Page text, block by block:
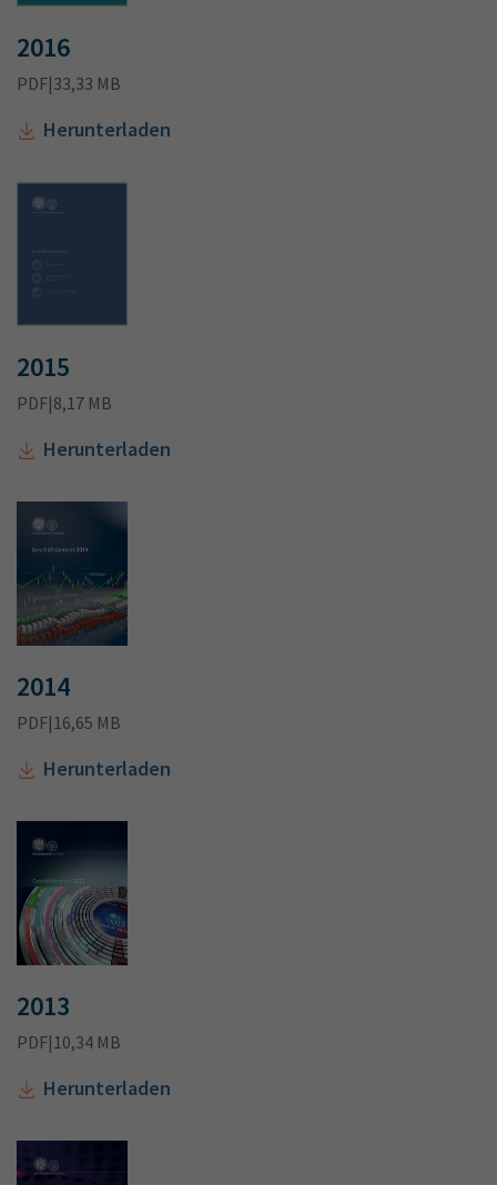
2016
PDF|33,33 MB
Herunterladen
2015
PDF|8,17 MB
Herunterladen
2014
PDF| 16,65 MB
Herunterladen
2013
PDF| 10,34 MB
Herunterladen